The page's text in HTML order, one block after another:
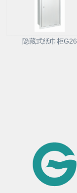
隐藏式纸巾柜